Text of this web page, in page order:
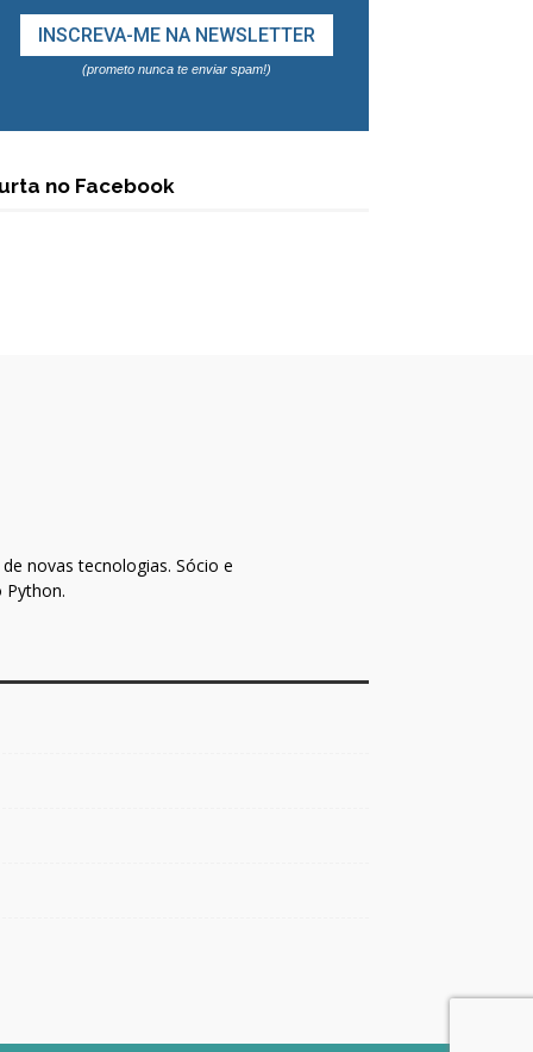
(prometo nunca te enviar spam!)
no Facebook
novas tecnologias. Sócio e
Python.